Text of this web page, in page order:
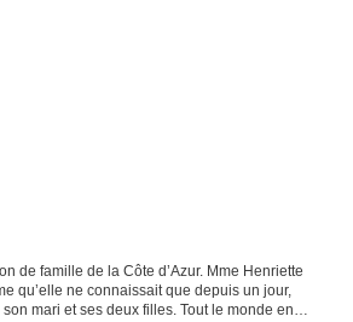
de famille de la Côte d’Azur. Mme Henriette
qu’elle ne connaissait que depuis un jour,
mari et ses deux filles. Tout le monde en